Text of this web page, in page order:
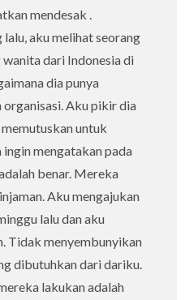
mendesak .
aku melihat seorang
dari Indonesia di
dia punya
organisasi. Aku pikir dia
untuk
ingin mengatakan pada
benar. Mereka
Aku mengajukan
lalu dan aku
Tidak menyembunyikan
dibutuhkan dari dariku.
lakukan adalah